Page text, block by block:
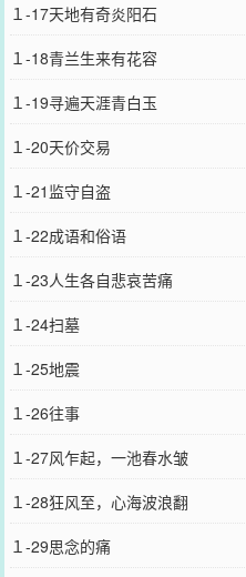
１-17天地有奇炎阳石
１-18青兰生来有花容
１-19寻遍天涯青白玉
１-20天价交易
１-21监守自盗
１-22成语和俗语
１-23人生各自悲哀苦痛
１-24扫墓
１-25地震
１-26往事
１-27风乍起，一池春水皱
１-28狂风至，心海波浪翻
１-29思念的痛